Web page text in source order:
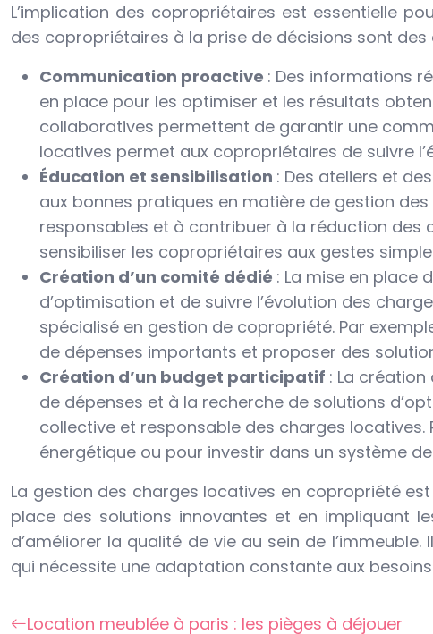
L’implication des copropriétaires est essentielle
des copropriétaires à la prise de décisions sont
Communication proactive : Des informations
en place pour les optimiser et les résultats
collaboratives permettent de garantir une
locatives permet aux copropriétaires de suivre
Éducation et sensibilisation : Des ateliers et
aux bonnes pratiques en matière de gestion
responsables et à contribuer à la réduction des
sensibiliser les copropriétaires aux gestes
Création d’un comité dédié : La mise en place
d’optimisation et de suivre l’évolution des
spécialisé en gestion de copropriété. Par
de dépenses importants et proposer des
Création d’un budget participatif : La
de dépenses et à la recherche de solutions
collective et responsable des charges
énergétique ou pour investir dans un système
La gestion des charges locatives en copropriété
place des solutions innovantes et en impliquant
d’améliorer la qualité de vie au sein de
qui nécessite une adaptation constante aux
Location meublée à paris : les pièges à déjouer